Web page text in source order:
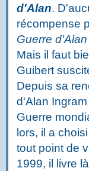
d'Alan.
récompense
Guerre d'Alan
Mais il faut
Guibert
Depuis sa
d'Alan
Guerre
lors, il a
tout point de
1999, il livre